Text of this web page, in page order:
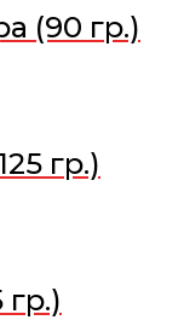
(90 гр.)
гр.)